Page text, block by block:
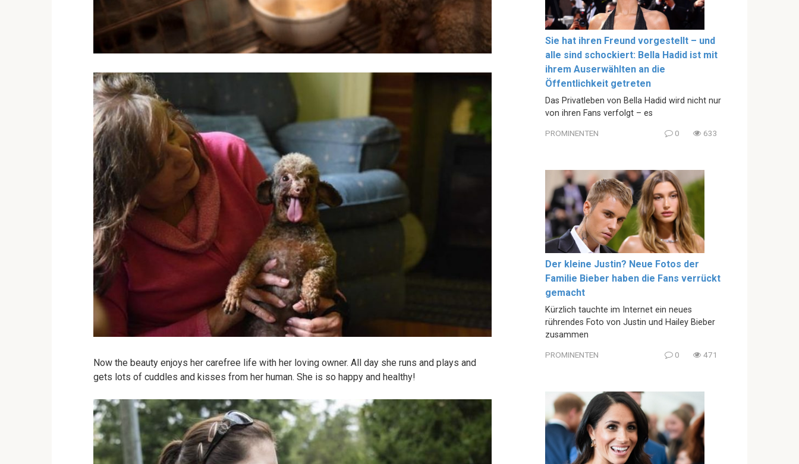
Now the beauty enjoys her carefree life with her loving owner. All day she runs and plays and
gets lots of cuddles and kisses from her human. She is so happy and healthy!
Sie hat ihren Freund vorgestellt – und
alle sind schockiert: Bella Hadid ist mit
ihrem Auserwählten an die
Öffentlichkeit getreten
Das Privatleben von Bella Hadid wird nicht nur
von ihren Fans verfolgt – es
PROMINENTEN 0 633
Der kleine Justin? Neue Fotos der
Familie Bieber haben die Fans verrückt
gemacht
Kürzlich tauchte im Internet ein neues
rührendes Foto von Justin und Hailey Bieber
zusammen
PROMINENTEN 0 471